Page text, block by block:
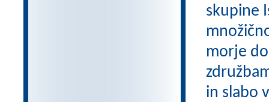
skupine
morje
in slabo